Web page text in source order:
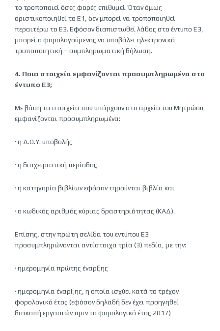
το τροποποιεί όσες φορές επιθυμεί. Όταν όμως
οριστικοποιηθεί το Ε1, δεν μπορεί να τροποποιηθεί
περαιτέρω το Ε3. Εφόσον διαπιστωθεί λάθος στο έντυπο Ε3,
μπορεί ο φορολογούμενος να υποβάλει ηλεκτρονικά
τροποποιητική – συμπληρωματική δήλωση.
4. Ποια στοιχεία εμφανίζονται προσυμπληρωμένα στο
έντυπο Ε3;
Με βάση τα στοιχεία που υπάρχουν στο αρχείο του Μητρώου,
εμφανίζονται προσυμπληρωμένα:
· η Δ.Ο.Υ. υποβολής
· η διαχειριστική περίοδος
· η κατηγορία βιβλίων εφόσον τηρούνται βιβλία και
· ο κωδικός αριθμός κύριας δραστηριότητας (ΚΑΔ).
Επίσης, στην πρώτη σελίδα του εντύπου Ε3
προσυμπληρώνονται αντίστοιχα τρία (3) πεδία, με την:
· ημερομηνία πρώτης έναρξης
· ημερομηνία έναρξης, η οποία ισχύει κατά το τρέχον
φορολογικό έτος (εφόσον δηλαδή δεν έχει προηγηθεί
διακοπή εργασιών πριν το φορολογικό έτος 2017)